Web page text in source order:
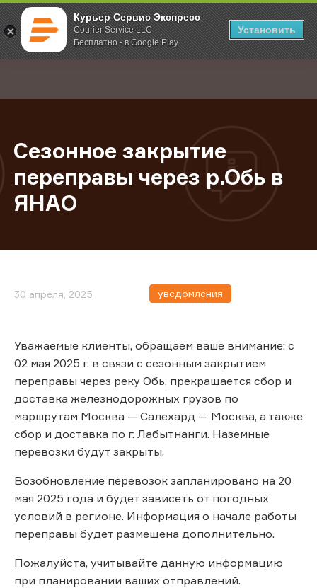
Курьер Сервис Экспресс
Courier Service LLC
Бесплатно - в Google Play
Установить
; Главная О компании Новости Сезонное закрытие переправы
Сезонное закрытие
переправы через р.Обь в
ЯНАО
30 апреля, 2025 уведомления
Уважаемые клиенты, обращаем ваше внимание: с
02 мая 2025 г. в связи с сезонным закрытием
переправы через реку Обь, прекращается сбор и
доставка железнодорожных грузов по
маршрутам Москва — Салехард — Москва, а также
сбор и доставка по г. Лабытнанги. Наземные
перевозки будут закрыты.
Возобновление перевозок запланировано на 20
мая 2025 года и будет зависеть от погодных
условий в регионе. Информация о начале работы
переправы будет размещена дополнительно.
Пожалуйста, учитывайте данную информацию
при планировании ваших отправлений.